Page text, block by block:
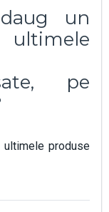
un
pe
ultimele produse